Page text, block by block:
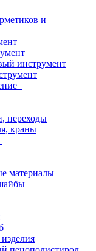
и
инструмент
переходы
краны
материалы